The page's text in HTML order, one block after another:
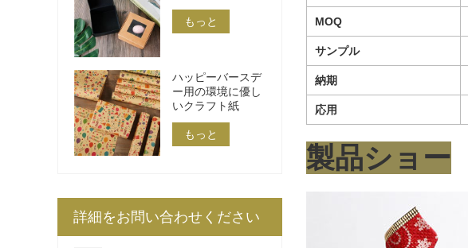
MOQ
サンプル
納期
応用
製品ショー
もっと
ハッピーバースデ
ー用の環境に優し
いクラフト紙
もっと
詳細をお問い合わせください